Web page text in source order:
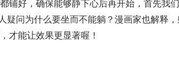
铺好，确保能够静下心后再开始，首先我
疑问为什么要坐而不能躺？漫画家也解释
才能让效果更显著喔！